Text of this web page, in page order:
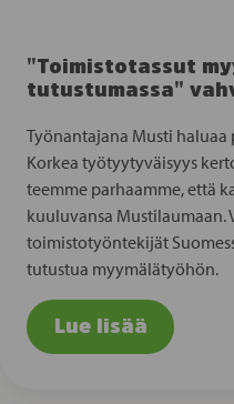
"Toimistotassut
tutustumassa"
Työnantajana Musti
Korkea työtyytyväisyys
teemme parhaamme, että
kuuluvansa Mustilaumaan.
toimistotyöntekijät
tutustua myymälätyöhön.
Lue lisää